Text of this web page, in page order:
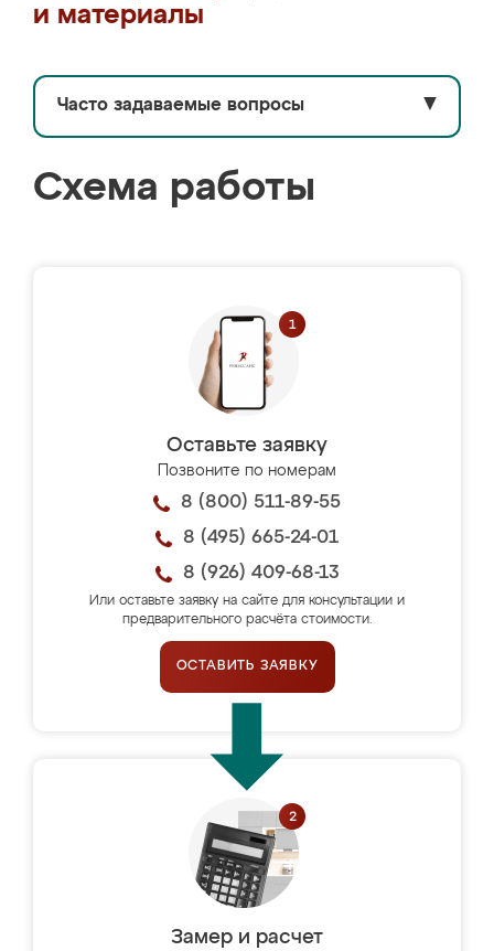
и материалы
Часто задаваемые вопросы ▼
Схема работы
Оставьте заявку
Позвоните по номерам
8 (800) 511-89-55
8 (495) 665-24-01
8 (926) 409-68-13
Или оставьте заявку на сайте для консультации и
предварительного расчёта стоимости.
ОСТАВИТЬ ЗАЯВКУ
Замер и расчет